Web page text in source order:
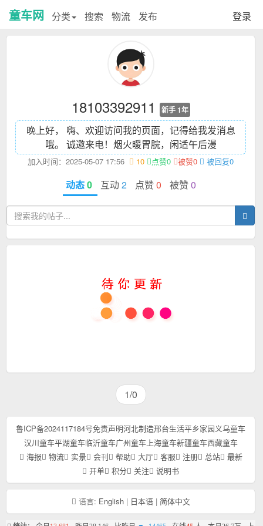
童车网 分类 搜索 物流 发布 登录
18103392911 新手 1年
晚上好， 嗨、欢迎访问我的页面，记得给我发消息
哦。 诚邀来电！ 烟火暖胃脘，闲适午后漫
加入时间：2025-05-07 17:56 10 点赞0 被赞0 被回复0
动态0 互动 2 点赞0 被赞0
1/0
鲁ICP备2024117184号免责声明河北制造邢台生活平乡家园义乌童车
汉川童车平湖童车临沂童车广州童车上海童车新疆童车西藏童车
海报
物流 实景 会刊 帮助 大厅 客服 注册 总站
最新
开单
积分 关注 说明书
语言: English| 日本语| 简体中文